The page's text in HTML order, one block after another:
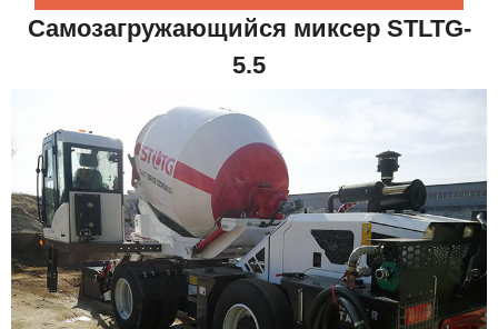
Самозагружающийся миксер STLTG-
5.5